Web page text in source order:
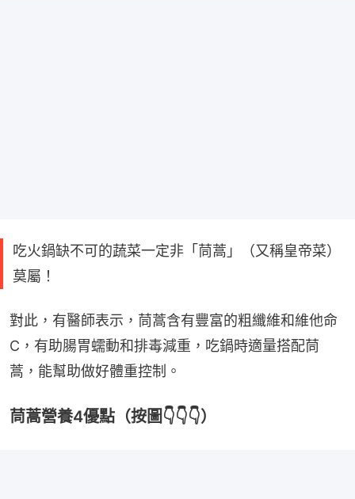
吃火鍋缺不可的蔬菜一定非「茼蒿」（又稱皇帝菜）
莫屬！
對此，有醫師表示，茼蒿含有豐富的粗纖維和維他命
C，有助腸胃蠕動和排毒減重，吃鍋時適量搭配茼
蒿，能幫助做好體重控制。
茼蒿營養4優點（按圖👇👇👇）